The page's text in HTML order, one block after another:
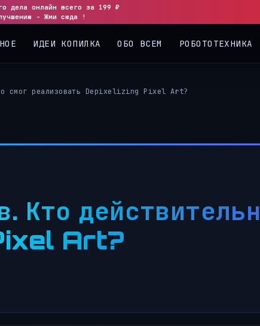
дела онлайн всего за 199 ₽
- Жми сюда !
▶
смог реализовать Depixelizing Pixel Art?
Кто
Art?